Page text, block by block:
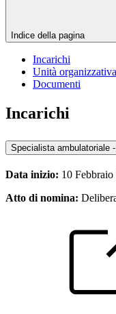
Indice della pagina
Incarichi
Unità
Documenti
Incarichi
Specialista ambulatoriale
Data inizio: 10 Febbraio
Atto di nomina: